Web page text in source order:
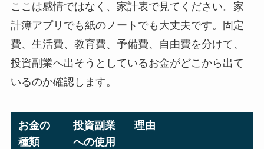
ここは感情ではなく、家計表で見てください。家
計簿アプリでも紙のノートでも大丈夫です。固定
費、生活費、教育費、予備費、自由費を分けて、
投資副業へ出そうとしているお金がどこから出て
いるのか確認します。
お金の
種類
投資副業
への使用
理由